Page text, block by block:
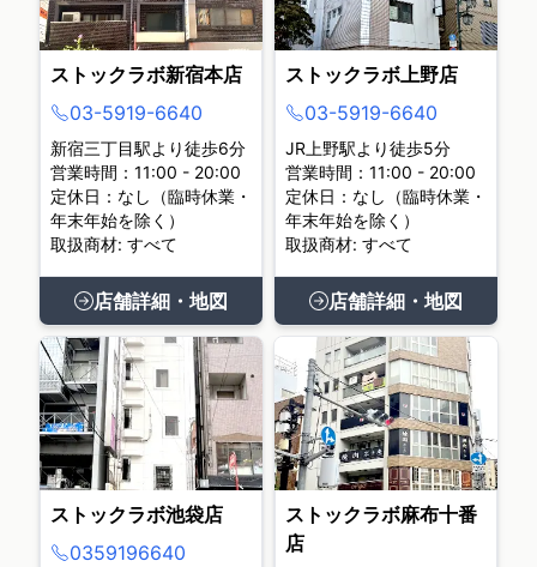
ストックラボ新宿本店
03-5919-6640
新宿三丁目駅より徒歩6分
営業時間：11:00 - 20:00
定休日：なし（臨時休業・
年末年始を除く）
取扱商材: すべて
店舗詳細・地図
ストックラボ上野店
03-5919-6640
JR上野駅より徒歩5分
営業時間：11:00 - 20:00
定休日：なし（臨時休業・
年末年始を除く）
取扱商材: すべて
店舗詳細・地図
ストックラボ池袋店
0359196640
ストックラボ麻布十番
店